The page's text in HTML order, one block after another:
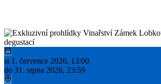
st 1. července 2026, 13:00
do 31. srpna 2026, 23:59